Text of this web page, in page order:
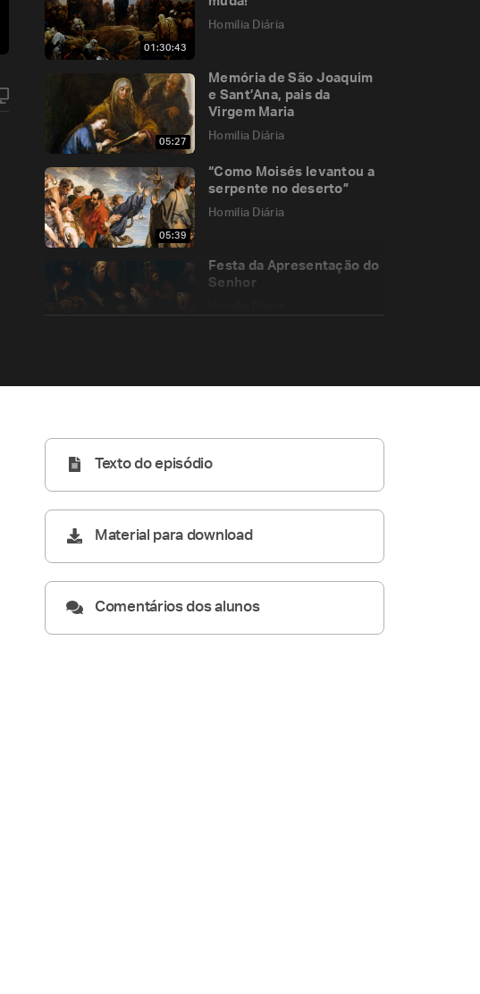
01:30:43
Homilia Diária
05:27
Memória de São Joaquim
e Sant’Ana, pais da
Virgem Maria
Homilia Diária
05:39
“Como Moisés levantou a
serpente no deserto”
Homilia Diária
Festa da Apresentação do
Senhor
Texto do episódio
Material para download
Comentários dos alunos